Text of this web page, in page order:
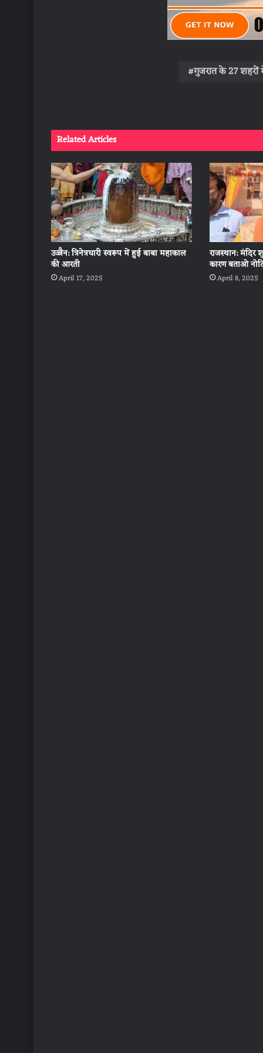
गुजरात के 27 शहरों
Related Articles
उज्जैन: त्रिनेत्रधारी स्वरूप में हुई बाबा महाकाल
की आरती
April 17, 2025
राजस्थान: मंदिर
कारण बताओ
April 8, 2025